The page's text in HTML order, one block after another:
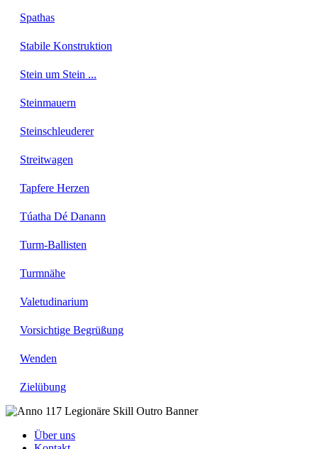
Spathas
Stabile Konstruktion
Stein um Stein ...
Steinmauern
Steinschleuderer
Streitwagen
Tapfere Herzen
Túatha Dé Danann
Turm-Ballisten
Turmnähe
Valetudinarium
Vorsichtige Begrüßung
Wenden
Zielübung
Über uns